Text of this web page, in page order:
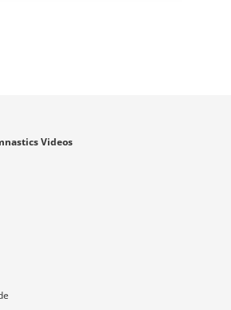
Videos